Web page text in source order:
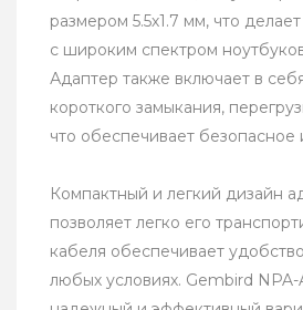
размером 5.5х1.7 мм, что
с широким спектром
Адаптер также включает в
короткого замыкания,
что обеспечивает безопасное
Компактный и легкий дизайн
позволяет легко его
кабеля обеспечивает
любых условиях. Gembird NPA-